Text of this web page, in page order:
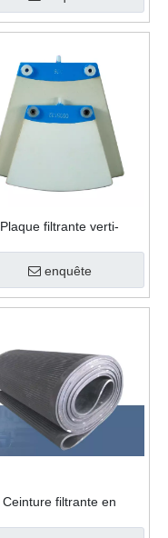
Plaque filtrante verti-
pour l'industrie minière
enquête
Ceinture filtrante en